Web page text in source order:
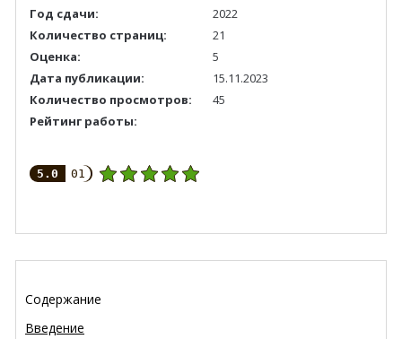
Год сдачи:
2022
Количество страниц:
21
Оценка:
5
Дата публикации:
15.11.2023
Количество просмотров:
45
Рейтинг работы:
5.0 01
Содержание
Введение